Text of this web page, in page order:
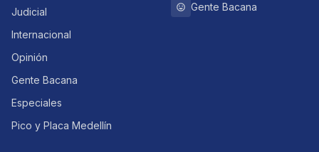
Judicial
Internacional
Opinión
Gente Bacana
Especiales
Pico y Placa Medellín
Gente Bacana